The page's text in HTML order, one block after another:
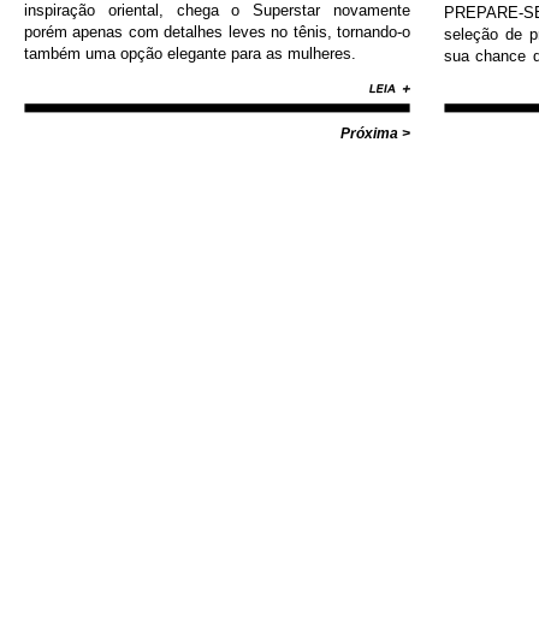
inspiração oriental, chega o Superstar novamente
porém apenas com detalhes leves no tênis, tornando-o
também uma opção elegante para as mulheres.
Próxima >
PREPARE-
seleção de
sua chance
Diamond,